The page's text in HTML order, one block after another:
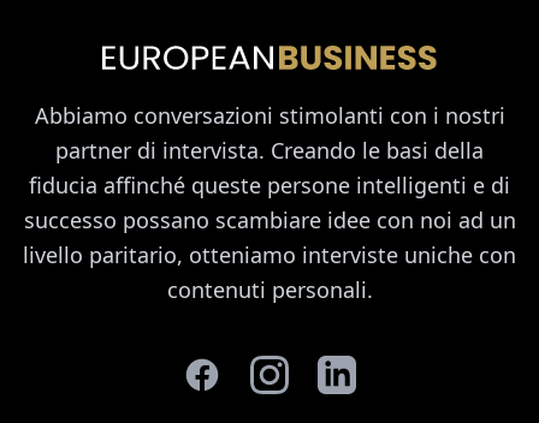
Abbiamo conversazioni stimolanti con i nostri
partner di intervista. Creando le basi della
fiducia affinché queste persone intelligenti e di
successo possano scambiare idee con noi ad un
livello paritario, otteniamo interviste uniche con
contenuti personali.